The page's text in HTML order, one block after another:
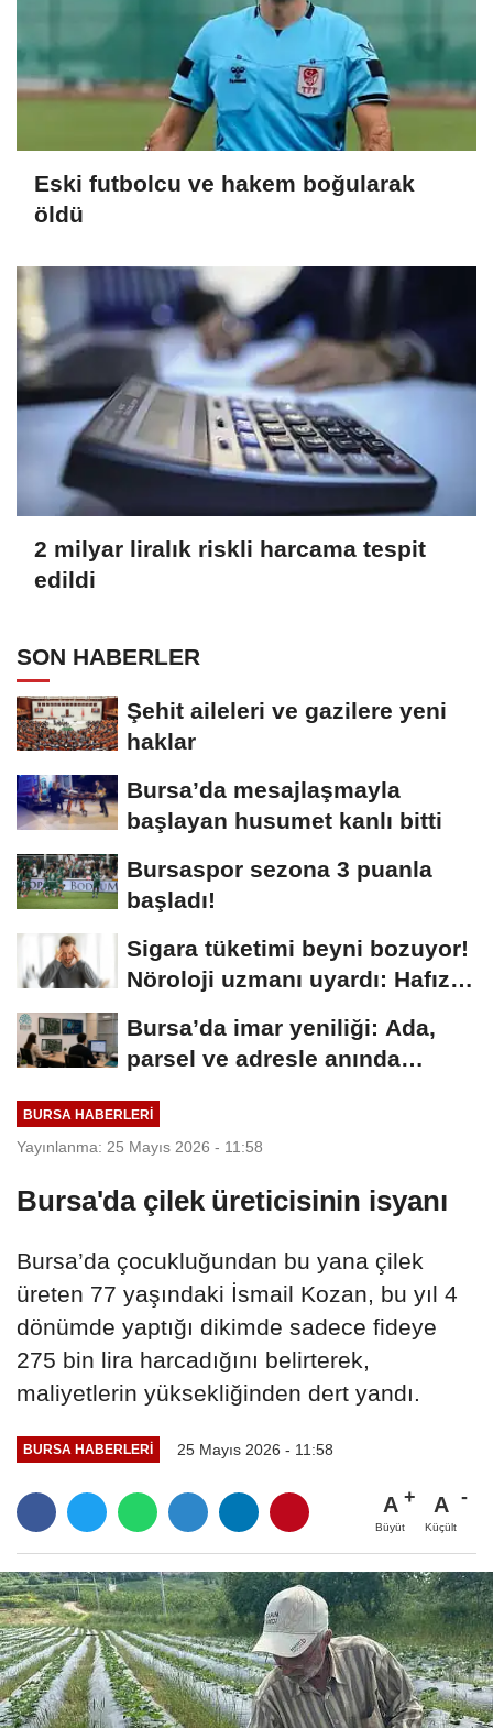
Eski futbolcu ve hakem boğularak
öldü
2 milyar liralık riskli harcama tespit
edildi
SON HABERLER
Şehit aileleri ve gazilere yeni
haklar
Bursa’da mesajlaşmayla
başlayan husumet kanlı bitti
Bursaspor sezona 3 puanla
başladı!
Sigara tüketimi beyni bozuyor!
Nöroloji uzmanı uyardı: Hafıza
Bursa’da imar yeniliği: Ada,
parsel ve adresle anında
BURSA HABERLERI
Yayınlanma: 25 Mayıs 2026 - 11:58
Bursa'da çilek üreticisinin isyanı
Bursa’da çocukluğundan bu yana çilek
üreten 77 yaşındaki İsmail Kozan, bu yıl 4
dönümde yaptığı dikimde sadece fideye
275 bin lira harcadığını belirterek,
maliyetlerin yüksekliğinden dert yandı.
BURSA HABERLERI 25 Mayıs 2026 - 11:58
A
Büyüt
A
Küçült